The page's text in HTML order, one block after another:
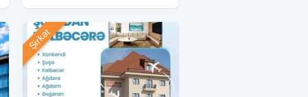
Şirkət